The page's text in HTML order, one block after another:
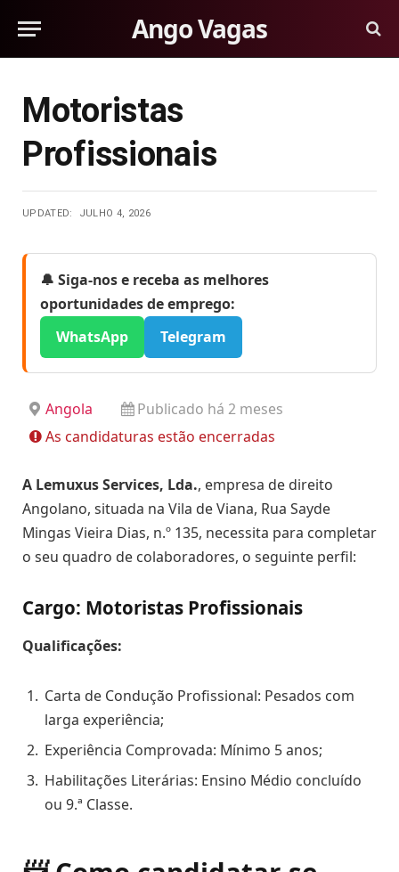
Ango Vagas
Motoristas
Profissionais
UPDATED: JULHO 4, 2026
🔔 Siga-nos e receba as melhores
oportunidades de emprego:
WhatsApp
Telegram
Angola
Publicado há 2 meses
As candidaturas estão encerradas
A Lemuxus Services, Lda., empresa de direito
Angolano, situada na Vila de Viana, Rua Sayde
Mingas Vieira Dias, n.º 135, necessita para completar
o seu quadro de colaboradores, o seguinte perfil:
Cargo: Motoristas Profissionais
Qualificações:
Carta de Condução Profissional: Pesados com
larga experiência;
Experiência Comprovada: Mínimo 5 anos;
Habilitações Literárias: Ensino Médio concluído
ou 9.ª Classe.